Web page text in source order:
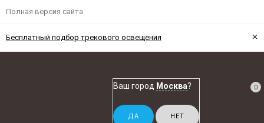
Полная версия сайта
Бесплатный подбор трекового освещения ×
Ваш город Москва? 0